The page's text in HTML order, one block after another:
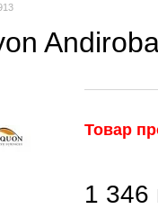
Товар
1 346